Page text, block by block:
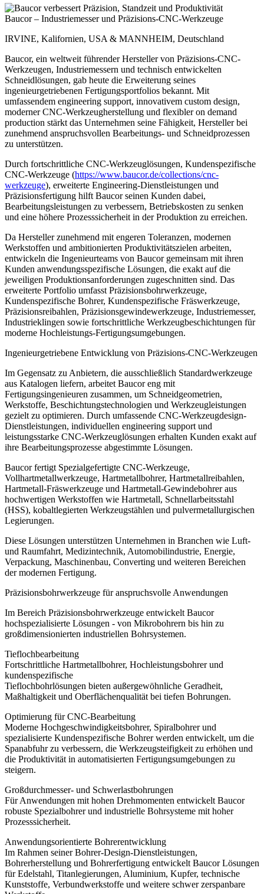
Baucor – Industriemesser und Präzisions-CNC-Werkzeuge
IRVINE, Kalifornien, USA & MANNHEIM, Deutschland
Baucor, ein weltweit führender Hersteller von Präzisions-CNC-
Werkzeugen, Industriemessern und technisch entwickelten
Schneidlösungen, gab heute die Erweiterung seines
ingenieurgetriebenen Fertigungsportfolios bekannt. Mit
umfassendem engineering support, innovativem custom design,
moderner CNC-Werkzeugherstellung und flexibler on demand
production stärkt das Unternehmen seine Fähigkeit, Hersteller bei
zunehmend anspruchsvollen Bearbeitungs- und Schneidprozessen
zu unterstützen.
Durch fortschrittliche CNC-Werkzeuglösungen, Kundenspezifische
CNC-Werkzeuge (https://www.baucor.de/collections/cnc-
werkzeuge), erweiterte Engineering-Dienstleistungen und
Präzisionsfertigung hilft Baucor seinen Kunden dabei,
Bearbeitungsleistungen zu verbessern, Betriebskosten zu senken
und eine höhere Prozesssicherheit in der Produktion zu erreichen.
Da Hersteller zunehmend mit engeren Toleranzen, modernen
Werkstoffen und ambitionierten Produktivitätszielen arbeiten,
entwickeln die Ingenieurteams von Baucor gemeinsam mit ihren
Kunden anwendungsspezifische Lösungen, die exakt auf die
jeweiligen Produktionsanforderungen zugeschnitten sind. Das
erweiterte Portfolio umfasst Präzisionsbohrwerkzeuge,
Kundenspezifische Bohrer, Kundenspezifische Fräswerkzeuge,
Präzisionsreibahlen, Präzisionsgewindewerkzeuge, Industriemesser,
Industrieklingen sowie fortschrittliche Werkzeugbeschichtungen für
moderne Hochleistungs-Fertigungsumgebungen.
Ingenieurgetriebene Entwicklung von Präzisions-CNC-Werkzeugen
Im Gegensatz zu Anbietern, die ausschließlich Standardwerkzeuge
aus Katalogen liefern, arbeitet Baucor eng mit
Fertigungsingenieuren zusammen, um Schneidgeometrien,
Werkstoffe, Beschichtungstechnologien und Werkzeugleistungen
gezielt zu optimieren. Durch umfassende CNC-Werkzeugdesign-
Dienstleistungen, individuellen engineering support und
leistungsstarke CNC-Werkzeuglösungen erhalten Kunden exakt auf
ihre Bearbeitungsprozesse abgestimmte Lösungen.
Baucor fertigt Spezialgefertigte CNC-Werkzeuge,
Vollhartmetallwerkzeuge, Hartmetallbohrer, Hartmetallreibahlen,
Hartmetall-Fräswerkzeuge und Hartmetall-Gewindebohrer aus
hochwertigen Werkstoffen wie Hartmetall, Schnellarbeitsstahl
(HSS), kobaltlegierten Werkzeugstählen und pulvermetallurgischen
Legierungen.
Diese Lösungen unterstützen Unternehmen in Branchen wie Luft-
und Raumfahrt, Medizintechnik, Automobilindustrie, Energie,
Verpackung, Maschinenbau, Converting und weiteren Bereichen
der modernen Fertigung.
Präzisionsbohrwerkzeuge für anspruchsvolle Anwendungen
Im Bereich Präzisionsbohrwerkzeuge entwickelt Baucor
hochspezialisierte Lösungen - von Mikrobohrern bis hin zu
großdimensionierten industriellen Bohrsystemen.
Tieflochbearbeitung
Fortschrittliche Hartmetallbohrer, Hochleistungsbohrer und
kundenspezifische
Tieflochbohrlösungen bieten außergewöhnliche Geradheit,
Maßhaltigkeit und Oberflächenqualität bei tiefen Bohrungen.
Optimierung für CNC-Bearbeitung
Moderne Hochgeschwindigkeitsbohrer, Spiralbohrer und
spezialisierte Kundenspezifische Bohrer werden entwickelt, um die
Spanabfuhr zu verbessern, die Werkzeugsteifigkeit zu erhöhen und
die Produktivität in automatisierten Fertigungsumgebungen zu
steigern.
Großdurchmesser- und Schwerlastbohrungen
Für Anwendungen mit hohen Drehmomenten entwickelt Baucor
robuste Spezialbohrer und industrielle Bohrsysteme mit hoher
Prozesssicherheit.
Anwendungsorientierte Bohrerentwicklung
Im Rahmen seiner Bohrer-Design-Dienstleistungen,
Bohrerherstellung und Bohrerfertigung entwickelt Baucor Lösungen
für Edelstahl, Titanlegierungen, Aluminium, Kupfer, technische
Kunststoffe, Verbundwerkstoffe und weitere schwer zerspanbare